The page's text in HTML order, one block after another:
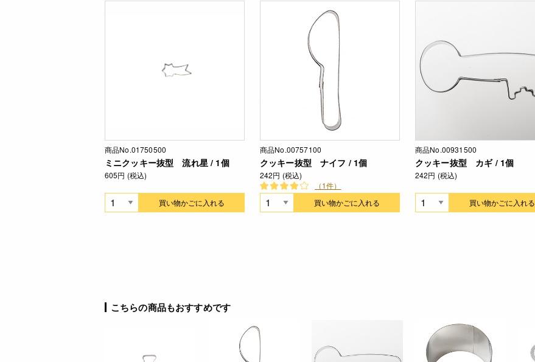
商品No.01750500
ミニクッキー抜型 流れ星 / 1個
605円 (税込)
買い物かごに入れる
商品No.00757100
クッキー抜型 ナイフ / 1個
242円 (税込)
（1件）
買い物かごに入れる
商品No.00931500
クッキー抜型 カギ / 1個
242円 (税込)
買い物かごに入れる
こちらの商品もおすすめです